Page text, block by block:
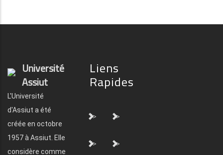
Université
Assiut
L'Université
d'Assiut a été
créée en octobre
1957 à Assiut. Elle
considère comme
Liens
Rapides
"> ">
"> ">